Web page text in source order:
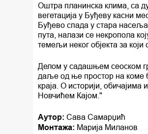
Оштра планинска клима, са
вегетација у Буђеву касни
Буђево спада у стара
пута, налази се некропола
темељи неког објекта за који
Делом у садашњем сеоском
даље од ње простор на коме
краја. О историји,
Новчићем Кајом."
Аутор: Сава Самарџић
Монтажа: Марија Миланов